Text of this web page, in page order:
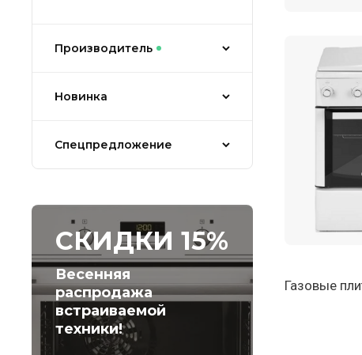
Производитель
Новинка
Спецпредложение
СКИДКИ 15%
Весенняя
распродажа
встраиваемой
техники!
Газовые